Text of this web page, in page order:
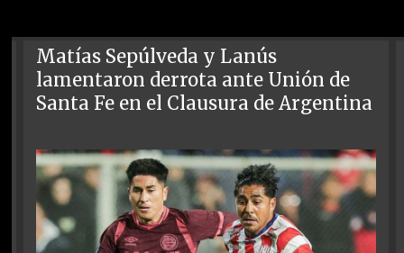
Matías Sepúlveda y Lanús
lamentaron derrota ante Unión de
Santa Fe en el Clausura de Argentina